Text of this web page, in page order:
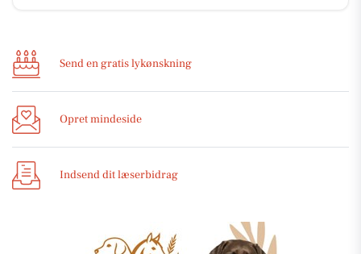
Send en gratis lykønskning
Opret mindeside
Indsend dit læserbidrag